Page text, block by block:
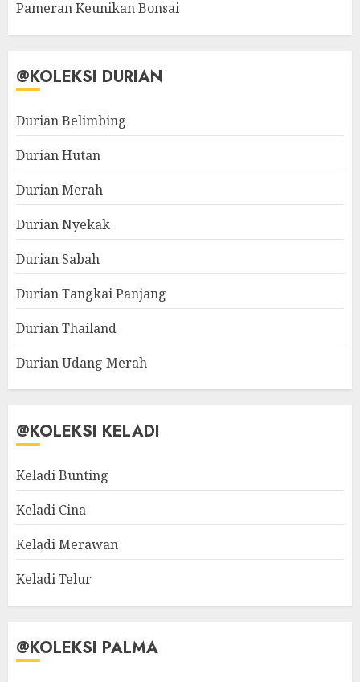
Pameran Keunikan Bonsai
@KOLEKSI DURIAN
Durian Belimbing
Durian Hutan
Durian Merah
Durian Nyekak
Durian Sabah
Durian Tangkai Panjang
Durian Thailand
Durian Udang Merah
@KOLEKSI KELADI
Keladi Bunting
Keladi Cina
Keladi Merawan
Keladi Telur
@KOLEKSI PALMA